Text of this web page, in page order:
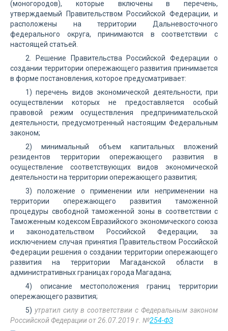
(моногородов), которые включены в перечень,
утверждаемый Правительством Российской Федерации, и
расположены на территории Дальневосточного
федерального округа, принимаются в соответствии с
настоящей статьей.
2. Решение Правительства Российской Федерации о
создании территории опережающего развития принимается
в форме постановления, которое предусматривает:
1) перечень видов экономической деятельности, при
осуществлении которых не предоставляется особый
правовой режим осуществления предпринимательской
деятельности, предусмотренный настоящим Федеральным
законом;
2) минимальный объем капитальных вложений
резидентов территории опережающего развития в
осуществление соответствующих видов экономической
деятельности на территории опережающего развития;
3) положение о применении или неприменении на
территории опережающего развития таможенной
процедуры свободной таможенной зоны в соответствии с
Таможенным кодексом Евразийского экономического союза
и законодательством Российской Федерации, за
исключением случая принятия Правительством Российской
Федерации решения о создании территории опережающего
развития на территории Магаданской области в
административных границах города Магадана;
4) описание местоположения границ территории
опережающего развития;
5) утратил силу в соответствии с Федеральным законом
Российской Федерации от 26.07.2019 г. №254-ФЗ